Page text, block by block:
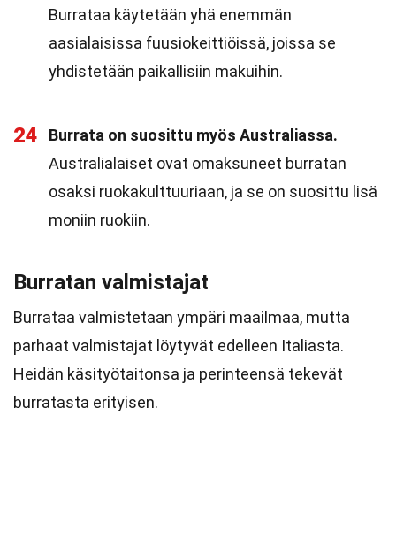
Burrataa käytetään yhä enemmän
aasialaisissa fuusiokeittiöissä, joissa se
yhdistetään paikallisiin makuihin.
24
Burrata on suosittu myös Australiassa.
Australialaiset ovat omaksuneet burratan
osaksi ruokakulttuuriaan, ja se on suosittu lisä
moniin ruokiin.
Burratan valmistajat
Burrataa valmistetaan ympäri maailmaa, mutta
parhaat valmistajat löytyvät edelleen Italiasta.
Heidän käsityötaitonsa ja perinteensä tekevät
burratasta erityisen.